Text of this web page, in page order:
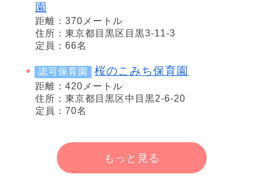
園
距離：370メートル
住所：東京都目黒区目黒3-11-3
定員：66名
認可保育園 桜のこみち保育園
距離：420メートル
住所：東京都目黒区中目黒2-6-20
定員：70名
もっと見る